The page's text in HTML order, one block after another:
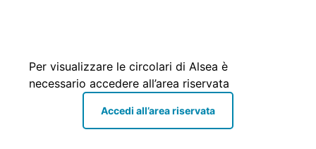
Per visualizzare le circolari di Alsea è
necessario accedere all’area riservata
Accedi all’area riservata